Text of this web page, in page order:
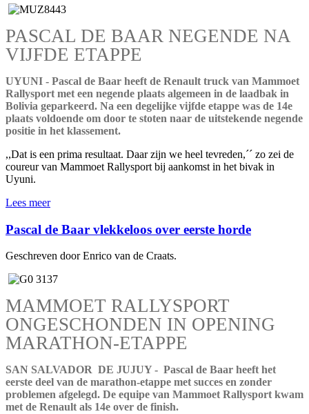
PASCAL DE BAAR NEGENDE NA
VIJFDE ETAPPE
UYUNI - Pascal de Baar heeft de Renault truck van Mammoet
Rallysport met een negende plaats algemeen in de laadbak in
Bolivia geparkeerd. Na een degelijke vijfde etappe was de 14e
plaats voldoende om door te stoten naar de uitstekende negende
positie in het klassement.
,,Dat is een prima resultaat. Daar zijn we heel tevreden,´´ zo zei de
coureur van Mammoet Rallysport bij aankomst in het bivak in
Uyuni.
Lees meer
Pascal de Baar vlekkeloos over eerste horde
Geschreven door Enrico van de Craats.
MAMMOET RALLYSPORT
ONGESCHONDEN IN OPENING
MARATHON-ETAPPE
SAN SALVADOR DE JUJUY - Pascal de Baar heeft het
eerste deel van de marathon-etappe met succes en zonder
problemen afgelegd. De equipe van Mammoet Rallysport kwam
met de Renault als 14e over de finish.